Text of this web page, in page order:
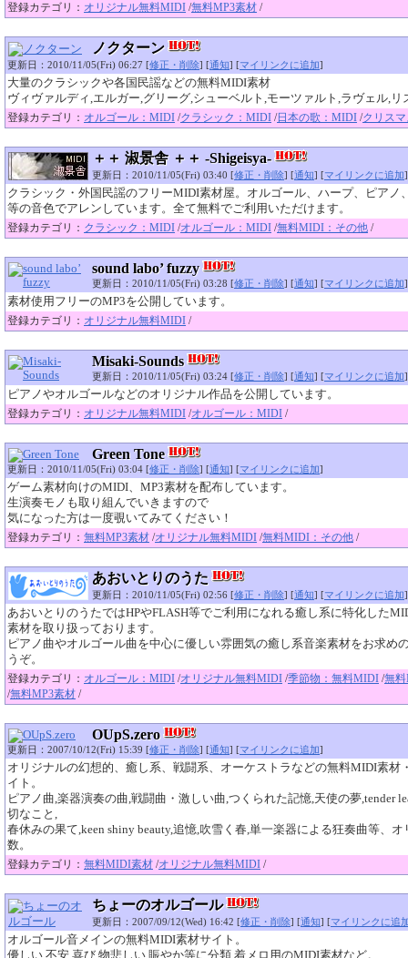
登録カテゴリ： オリジナル無料MIDI /無料MP3素材 /
ノクターン
更新日：2010/11/05(Fri) 06:27 [修正・削除] [通知] [マイリンクに追加]
大量のクラシックや各国民謡などの無料MIDI素材
ヴィヴァルディ,エルガー,グリーグ,シューベルト,モーツァルト,ラヴェル,リ
登録カテゴリ： オルゴール：MIDI /クラシック：MIDI /日本の歌：MIDI /クリス
＋＋ 淑景舎 ＋＋ -Shigeisya-
更新日：2010/11/05(Fri) 03:40 [修正・削除] [通知] [マイリンクに追加]
クラシック・外国民謡のフリーMIDI素材屋。オルゴール、ハープ、ピアノ
等の音色でアレンしています。全て無料でご利用いただけます。
登録カテゴリ： クラシック：MIDI /オルゴール：MIDI /無料MIDI：その他 /
sound labo’ fuzzy
更新日：2010/11/05(Fri) 03:28 [修正・削除] [通知] [マイリンクに追加]
素材使用フリーのMP3を公開しています。
登録カテゴリ： オリジナル無料MIDI /
Misaki-Sounds
更新日：2010/11/05(Fri) 03:24 [修正・削除] [通知] [マイリンクに追加]
ピアノやオルゴールなどのオリジナル作品を公開しています。
登録カテゴリ： オリジナル無料MIDI /オルゴール：MIDI /
Green Tone
更新日：2010/11/05(Fri) 03:04 [修正・削除] [通知] [マイリンクに追加]
ゲーム素材向けのMIDI、MP3素材を配布しています。
生演奏モノも取り組んでいきますので
気になった方は一度覗いてみてください！
登録カテゴリ： 無料MP3素材 /オリジナル無料MIDI /無料MIDI：その他 /
あおいとりのうた
更新日：2010/11/05(Fri) 02:56 [修正・削除] [通知] [マイリンクに追加]
あおいとりのうたではHPやFLASH等でご利用になれる癒し系に特化した
素材を取り扱っております。
ピアノ曲やオルゴール曲を中心に優しい雰囲気の癒し系音楽素材をお求め
うぞ。
登録カテゴリ： オルゴール：MIDI /オリジナル無料MIDI /季節物：無料MIDI /無
/無料MP3素材 /
OUpS.zero
更新日：2007/10/12(Fri) 15:39 [修正・削除] [通知] [マイリンクに追加]
オリジナルの幻想的、癒し系、戦闘系、オーケストラなどの無料MIDI素材
イト。
ピアノ曲,楽器演奏の曲,戦闘曲・激しい曲,つくられた記憶,天使の夢,tender
切なこと,
春休みの果て,keen shiny beauty,追憶,吹雪く春,単一楽器による狂奏曲等、
数。
登録カテゴリ： 無料MIDI素材 /オリジナル無料MIDI /
ちょーのオルゴール
更新日：2007/09/12(Wed) 16:42 [修正・削除] [通知] [マイリンクに追
オルゴール音メインの無料MIDI素材サイト。
優しい,不安,喜び,物悲しい,賑やか等に分類,着メロ用のMIDI素材など。